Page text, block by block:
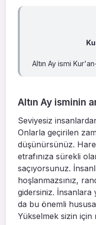
Altın Ay ismi
Altın Ay isminin
Seviyesiz
Onlarla geçirilen
düşünürsünüz.
etrafınıza sürekli
saçıyorsunuz.
hoşlanmazsınız,
gidersiniz. İnsanlara
da bu önemli
Yükselmek sizin